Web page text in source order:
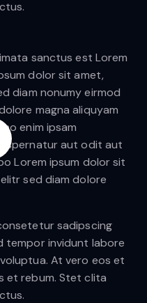
sanctus est Lorem
dolor sit amet,
diam nonumy eirmod
magna aliquyam
enim ipsam
aut odit aut
Lorem ipsum dolor sit
sed diam dolore
sadipscing
tempor invidunt labore
At vero eos et
et rebum. Stet clita